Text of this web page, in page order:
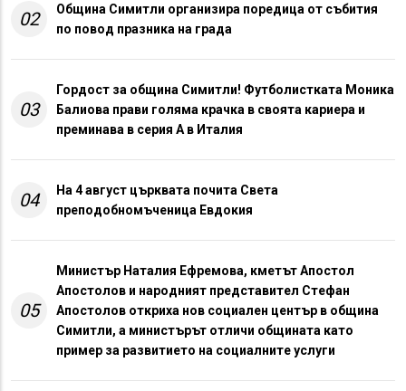
02
Община Симитли организира поредица от събития
по повод празника на града
03
Гордост за община Симитли! Футболистката Моника
Балиова прави голяма крачка в своята кариера и
преминава в серия А в Италия
04
На 4 август църквата почита Света
преподобномъченица Евдокия
05
Министър Наталия Ефремова, кметът Апостол
Апостолов и народният представител Стефан
Апостолов откриха нов социален център в община
Симитли, а министърът отличи общината като
пример за развитието на социалните услуги